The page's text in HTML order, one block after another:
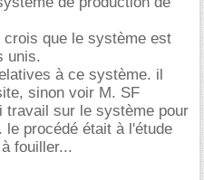
que le système est
unis.
à ce système. il
sinon voir M. SF
travail sur le système pour
procédé était à l'étude
fouiller...